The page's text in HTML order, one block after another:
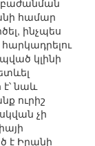
համար
ինչպես
կլինի
նաև
ուրիշ
չի
է Իրանի